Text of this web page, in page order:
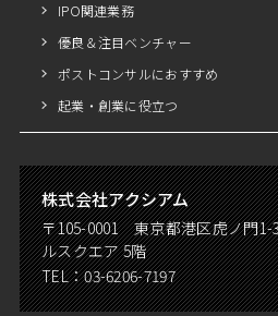
IPO関連業務
優良＆注目ベンチャー
ポストコンサルにおすすめ
起業・創業に役立つ
株式会社アクシアム
〒105-0001 東京都港区虎ノ門1-
ルスクエア 5階
TEL：03-6206-7197